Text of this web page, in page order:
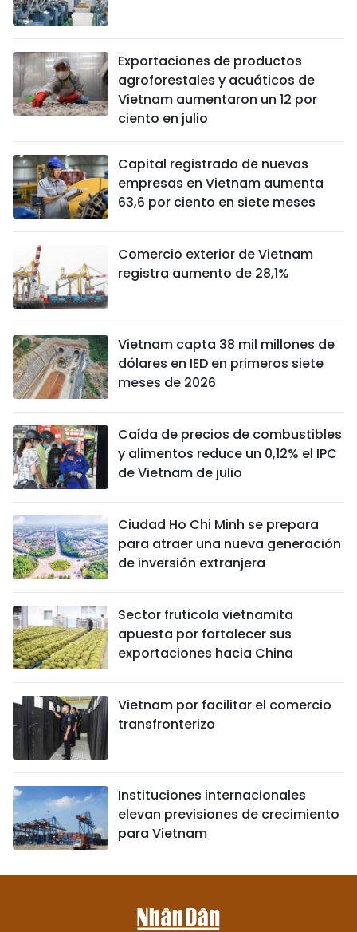
Exportaciones de productos
agroforestales y acuáticos de
Vietnam aumentaron un 12 por
ciento en julio
Capital registrado de nuevas
empresas en Vietnam aumenta
63,6 por ciento en siete meses
Comercio exterior de Vietnam
registra aumento de 28,1%
Vietnam capta 38 mil millones de
dólares en IED en primeros siete
meses de 2026
Caída de precios de combustibles
y alimentos reduce un 0,12% el IPC
de Vietnam de julio
Ciudad Ho Chi Minh se prepara
para atraer una nueva generación
de inversión extranjera
Sector frutícola vietnamita
apuesta por fortalecer sus
exportaciones hacia China
Vietnam por facilitar el comercio
transfronterizo
Instituciones internacionales
elevan previsiones de crecimiento
para Vietnam